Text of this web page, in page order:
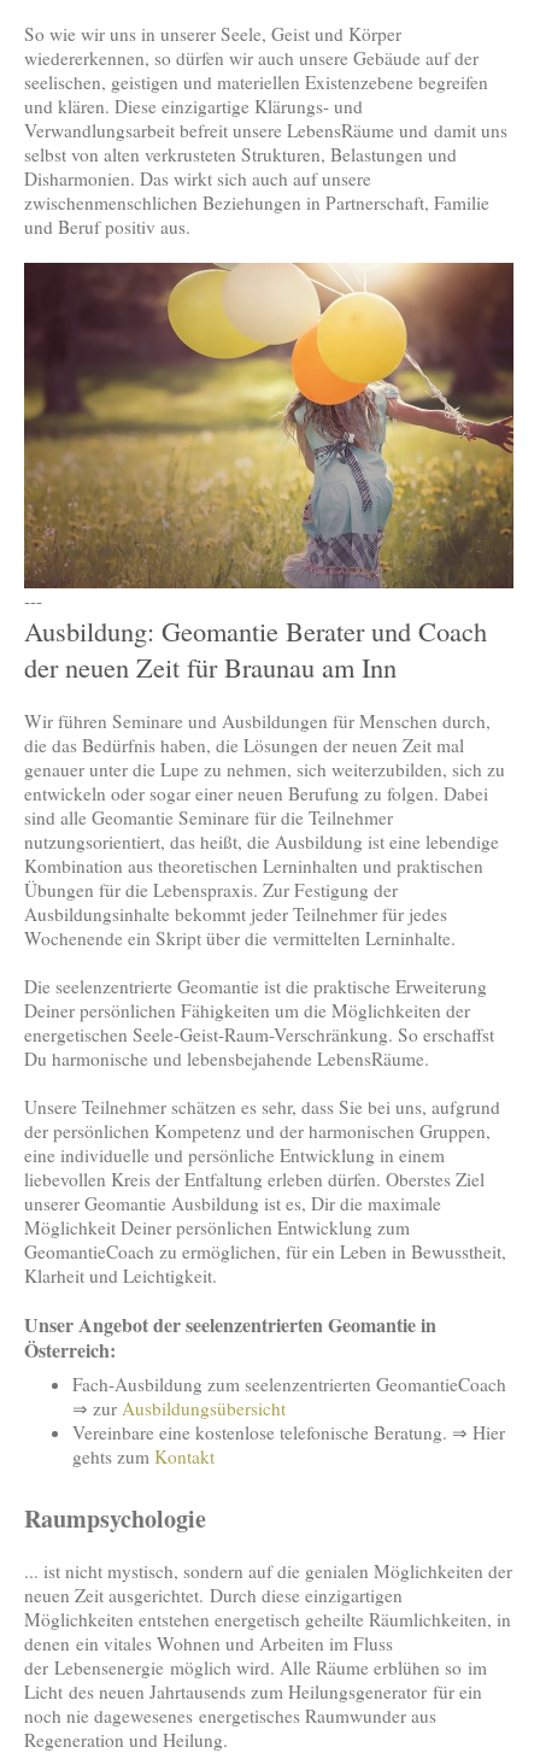
So wie wir uns in unserer Seele, Geist und Körper
wiedererkennen, so dürfen wir auch unsere Gebäude auf der
seelischen, geistigen und materiellen Existenzebene begreifen
und klären. Diese einzigartige Klärungs- und
Verwandlungsarbeit befreit unsere LebensRäume und damit uns
selbst von alten verkrusteten Strukturen, Belastungen und
Disharmonien. Das wirkt sich auch auf unsere
zwischenmenschlichen Beziehungen in Partnerschaft, Familie
und Beruf positiv aus.
---
Ausbildung: Geomantie Berater und Coach
der neuen Zeit für Braunau am Inn
Wir führen Seminare und Ausbildungen für Menschen durch,
die das Bedürfnis haben, die Lösungen der neuen Zeit mal
genauer unter die Lupe zu nehmen, sich weiterzubilden, sich zu
entwickeln oder sogar einer neuen Berufung zu folgen. Dabei
sind alle Geomantie Seminare für die Teilnehmer
nutzungsorientiert, das heißt, die Ausbildung ist eine lebendige
Kombination aus theoretischen Lerninhalten und praktischen
Übungen für die Lebenspraxis. Zur Festigung der
Ausbildungsinhalte bekommt jeder Teilnehmer für jedes
Wochenende ein Skript über die vermittelten Lerninhalte.
Die seelenzentrierte Geomantie ist die praktische Erweiterung
Deiner persönlichen Fähigkeiten um die Möglichkeiten der
energetischen Seele-Geist-Raum-Verschränkung. So erschaffst
Du harmonische und lebensbejahende LebensRäume.
Unsere Teilnehmer schätzen es sehr, dass Sie bei uns, aufgrund
der persönlichen Kompetenz und der harmonischen Gruppen,
eine individuelle und persönliche Entwicklung in einem
liebevollen Kreis der Entfaltung erleben dürfen. Oberstes Ziel
unserer Geomantie Ausbildung ist es, Dir die maximale
Möglichkeit Deiner persönlichen Entwicklung zum
GeomantieCoach zu ermöglichen, für ein Leben in Bewusstheit,
Klarheit und Leichtigkeit.
Unser Angebot der seelenzentrierten Geomantie in
Österreich:
Fach-Ausbildung zum seelenzentrierten GeomantieCoach
⇒ zur Ausbildungsübersicht
Vereinbare eine kostenlose telefonische Beratung. ⇒ Hier
gehts zum Kontakt
Raumpsychologie
... ist nicht mystisch, sondern auf die genialen Möglichkeiten der
neuen Zeit ausgerichtet. Durch diese einzigartigen
Möglichkeiten entstehen energetisch geheilte Räumlichkeiten, in
denen ein vitales Wohnen und Arbeiten im Fluss
der Lebensenergie möglich wird. Alle Räume erblühen so im
Licht des neuen Jahrtausends zum Heilungsgenerator für ein
noch nie dagewesenes energetisches Raumwunder aus
Regeneration und Heilung.